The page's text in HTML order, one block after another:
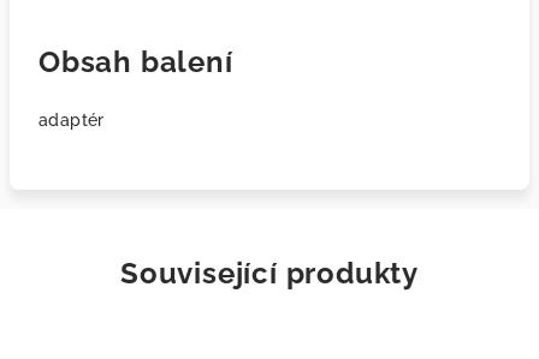
Obsah balení
adaptér
Související produkty